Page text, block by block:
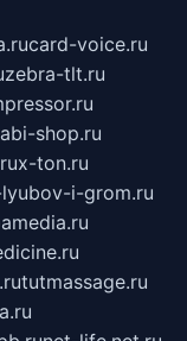
card-voice.ru
zebra-tlt.ru
shop.ru
x-ton.ru
i-grom.ru
tutmassage.ru